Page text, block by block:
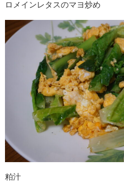
ロメインレタスのマヨ炒め
粕汁